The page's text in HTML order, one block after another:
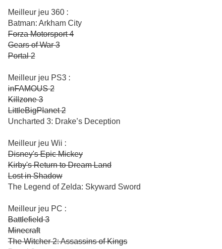
Meilleur jeu 360 :
Batman: Arkham City
Forza Motorsport 4
Gears of War 3
Portal 2
Meilleur jeu PS3 :
inFAMOUS 2
Killzone 3
LittleBigPlanet 2
Uncharted 3: Drake’s Deception
Meilleur jeu Wii :
Disney's Epic Mickey
Kirby's Return to Dream Land
Lost in Shadow
The Legend of Zelda: Skyward Sword
Meilleur jeu PC :
Battlefield 3
Minecraft
The Witcher 2: Assassins of Kings